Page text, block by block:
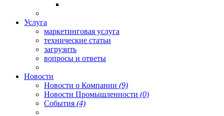
Услуга
маркетинговая услуга
технические статьи
загрузить
вопросы и ответы
Новости
Новости о Компании (9)
Новости Промышленности (0)
События (4)